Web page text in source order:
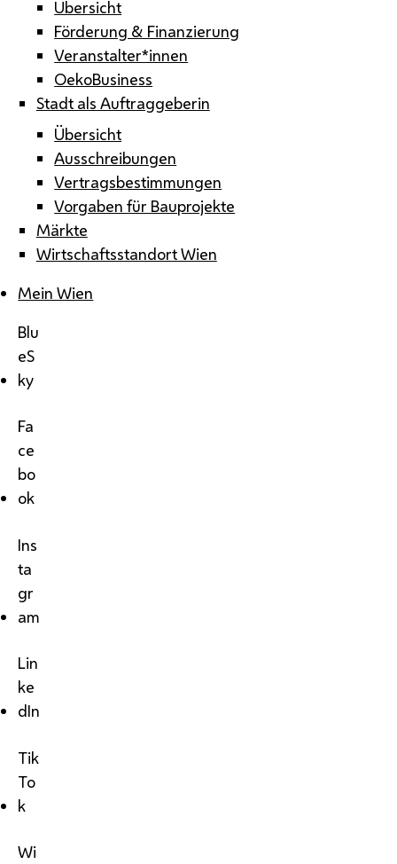
Übersicht
Förderung & Finanzierung
Veranstalter*innen
OekoBusiness
Stadt als Auftraggeberin
Übersicht
Ausschreibungen
Vertragsbestimmungen
Vorgaben für Bauprojekte
Märkte
Wirtschaftsstandort Wien
Mein Wien
Blu
eS
ky
Fa
ce
bo
ok
Ins
ta
gr
am
Lin
ke
dIn
Tik
To
k
Wi